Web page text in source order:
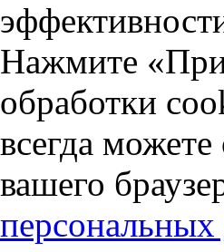
Нажмите
обработки
всегда
вашего